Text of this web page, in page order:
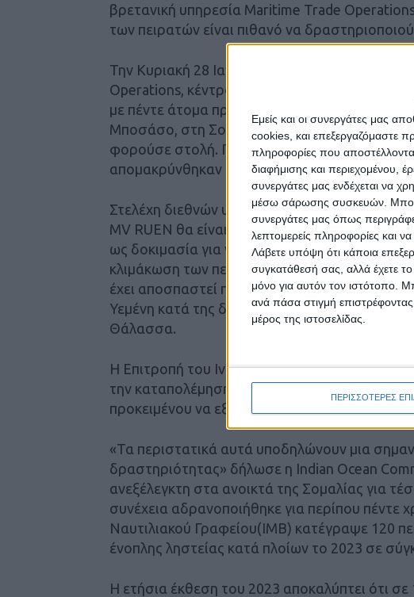
Εμείς και οι συνεργάτες μας
cookies, και επεξεργαζόμαστε
πληροφορίες που
διαφήμισης και περιεχομένου,
συνεργάτες μας ενδέχεται να
μέσω σάρωσης συσκευών.
συνεργάτες μας όπως
λεπτομερείς πληροφορίες και
Λάβετε υπόψη ότι κάποια
συγκατάθεσή σας, αλλά έχετε
μόνο για αυτόν τον ιστότοπο.
ανά πάσα στιγμή
μέρος της ιστοσελίδας.
ΠΕΡΙΣΣΟΤΕΡΕΣ
βρετανική υπηρεσία Maritime Trade
των πειρατών είναι πιθανό να
Την Κυριακή 28 Ιανουαρίου το βρετανικό
Operations, κέντρο επιχειρήσεων του
με πέντε άτομα προσέγγισε “επιθετικά” ένα
Μποσάσο, στη Σομαλία. Τέσσερα από τα άτομα
φορούσε στολή. Πλησίασαν σε απόσταση 400
απομακρύνθηκαν αφού οι ένοπλοι φρουροί
Στελέχη διεθνών υπηρεσιών ασφαλείας
MV RUEN θα είναι καθοριστική για το
ως δοκιμασία για να διαπιστωθεί αν το
κλιμάκωση των περιστατικών συμβαίνει
έχει αποσπαστεί προκειμένου να
Υεμένη κατά της διεθνούς ναυτιλίας, στον
Θάλασσα.
Η Επιτροπή του Ινδικού Ωκεανού, μια
την καταπολέμηση της πειρατείας, επιθυμεί
προκειμένου να εξετάσει τον τρόπο
«Τα περιστατικά αυτά υποδηλώνουν μια
δραστηριότητας» δήλωσε η Indian Ocean
ανεξέλεγκτη στα ανοικτά της Σομαλίας για
συνέχεια αδρανοποιήθηκε για περίπου πέντε
Ναυτιλιακού Γραφείου(IMB) κατέγραψε 120
ένοπλης ληστείας κατά πλοίων το 2023 σε
Η ετήσια έκθεση του 2023 αποκαλύπτει ότι σε